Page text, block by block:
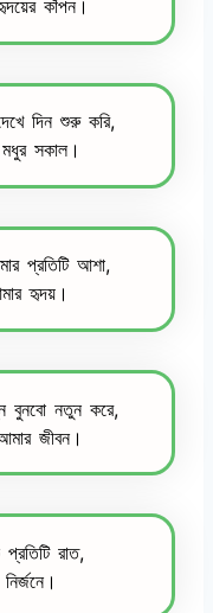
কাঁপন।
দিন শুরু করি,
মধুর সকাল।
প্রতিটি আশা,
হৃদয়।
বুনবো নতুন করে,
জীবন।
রাত,